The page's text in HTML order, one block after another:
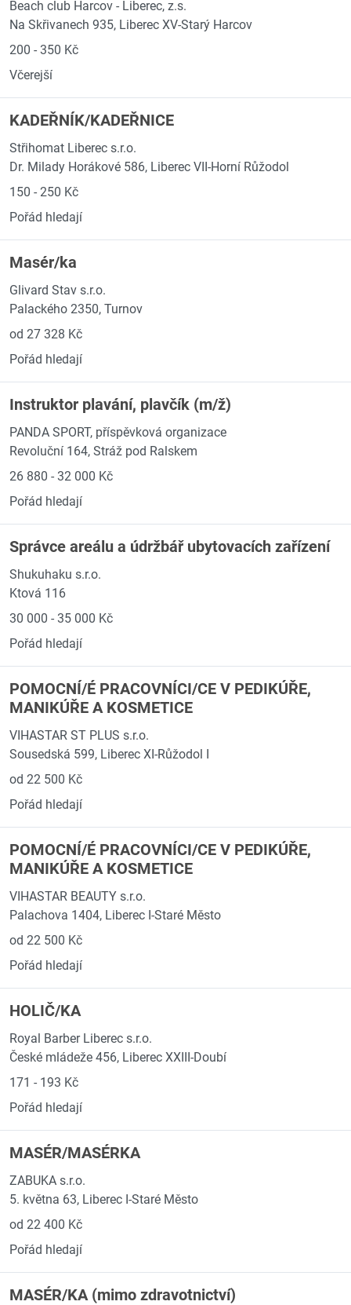
Beach club Harcov - Liberec, z.s.
Na Skřivanech 935, Liberec XV-Starý Harcov
200 - 350 Kč
Včerejší
KADEŘNÍK/KADEŘNICE
Střihomat Liberec s.r.o.
Dr. Milady Horákové 586, Liberec VII-Horní Růžodol
150 - 250 Kč
Pořád hledají
Masér/ka
Glivard Stav s.r.o.
Palackého 2350, Turnov
od 27 328 Kč
Pořád hledají
Instruktor plavání, plavčík (m/ž)
PANDA SPORT, příspěvková organizace
Revoluční 164, Stráž pod Ralskem
26 880 - 32 000 Kč
Pořád hledají
Správce areálu a údržbář ubytovacích zařízení
Shukuhaku s.r.o.
Ktová 116
30 000 - 35 000 Kč
Pořád hledají
POMOCNÍ/É PRACOVNÍCI/CE V PEDIKÚŘE,
MANIKÚŘE A KOSMETICE
VIHASTAR ST PLUS s.r.o.
Sousedská 599, Liberec XI-Růžodol I
od 22 500 Kč
Pořád hledají
POMOCNÍ/É PRACOVNÍCI/CE V PEDIKÚŘE,
MANIKÚŘE A KOSMETICE
VIHASTAR BEAUTY s.r.o.
Palachova 1404, Liberec I-Staré Město
od 22 500 Kč
Pořád hledají
HOLIČ/KA
Royal Barber Liberec s.r.o.
České mládeže 456, Liberec XXIII-Doubí
171 - 193 Kč
Pořád hledají
MASÉR/MASÉRKA
ZABUKA s.r.o.
5. května 63, Liberec I-Staré Město
od 22 400 Kč
Pořád hledají
MASÉR/KA (mimo zdravotnictví)